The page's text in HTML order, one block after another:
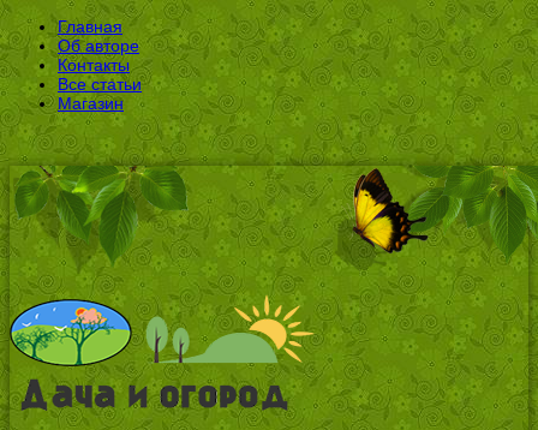
Главная
Об авторе
Контакты
Все статьи
Магазин